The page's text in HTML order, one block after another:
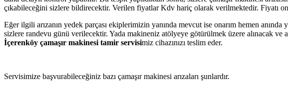
çıkabileceğini sizlere bildirecektir. Verilen fiyatlar Kdv hariç olarak verilmektedir. Fiyatı
Eğer ilgili arızanın yedek parçası ekiplerimizin yanında mevcut ise onarım hemen
sizlere randevu günü verilecektir. Yada makineniz atölyeye götürülmek üzere alınacak ve
İçerenköy çamaşır makinesi tamir servisimiz cihazınızı teslim eder.
Servisimize başvurabileceğiniz bazı çamaşır makinesi arızaları şunlardır.